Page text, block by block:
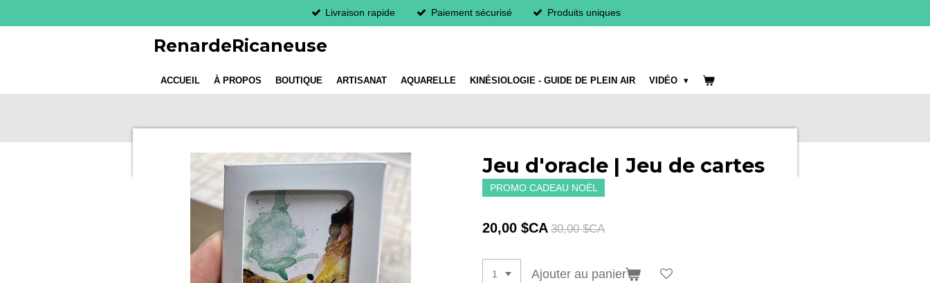
au
Livraison rapide Paiement sécurisé Produits uniques
RenardeRicaneuse
ACCUEIL À PROPOS BOUTIQUE ARTISANAT AQUARELLE KINÉSIOLOGIE - GUIDE DE PLEIN AIR VIDÉO
Jeu d'oracle | Jeu de cartes
PROMO CADEAU NOËL
20,00 $CA 30,00 $CA
Ajouter au panier